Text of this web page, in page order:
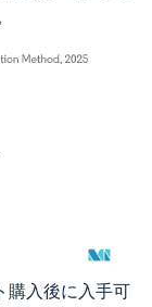
が必要です。
購入後に入手可